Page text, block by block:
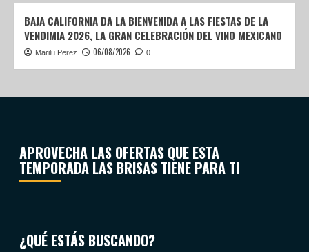
BAJA CALIFORNIA DA LA BIENVENIDA A LAS FIESTAS DE LA
VENDIMIA 2026, LA GRAN CELEBRACIÓN DEL VINO MEXICANO
Marilu Perez 06/08/2026 0
APROVECHA LAS OFERTAS QUE ESTA
TEMPORADA LAS BRISAS TIENE PARA TI
¿QUÉ ESTÁS BUSCANDO?